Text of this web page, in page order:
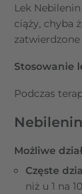
Lek
ciąży, chyba
zatwierdzone
Stosowanie
Podczas
Możliwe
Częste
niż u 1 na